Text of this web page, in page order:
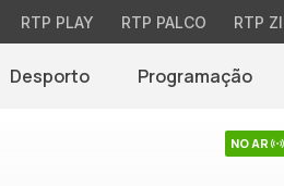
RTP PLAY RTP PALCO RTP
Desporto Programação
NO AR